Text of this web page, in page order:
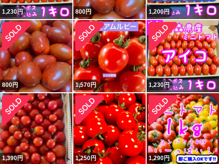
1,230円 800円 1,200円
800円 1,570円 1,230円
1,390円 1,250円 1,290円